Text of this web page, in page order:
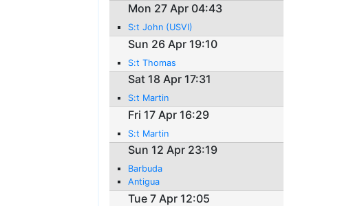
Mon 27 Apr 04:43
S:t John (USVI)
Sun 26 Apr 19:10
S:t Thomas
Sat 18 Apr 17:31
S:t Martin
Fri 17 Apr 16:29
S:t Martin
Sun 12 Apr 23:19
Barbuda
Antigua
Tue 7 Apr 12:05